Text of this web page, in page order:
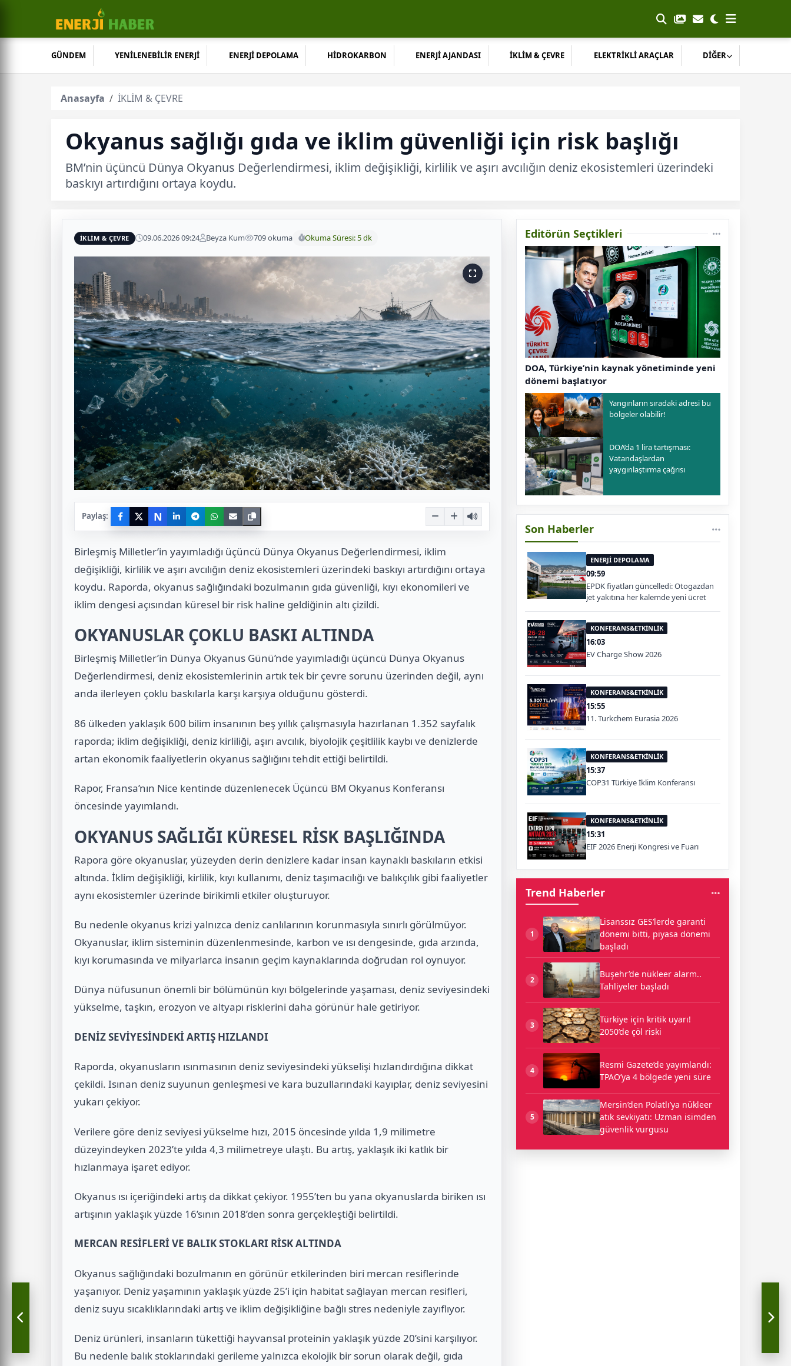
GÜNDEM YENİLENEBİLİR ENERJİ ENERJİ DEPOLAMA HİDROKARBON ENERJİ AJANDASI İKLİM & ÇEVRE ELEKTRİKLİ ARAÇLAR DİĞER
Anasayfa İKLİM & ÇEVRE
Okyanus sağlığı gıda ve iklim güvenliği için risk başlığı
BM’nin üçüncü Dünya Okyanus Değerlendirmesi, iklim değişikliği, kirlilik ve aşırı avcılığın deniz ekosistemleri üzerindeki
baskıyı artırdığını ortaya koydu.
İKLİM & ÇEVRE 09.06.2026 09:24 Beyza Kum 709 okuma Okuma Süresi: 5 dk
Paylaş: N
Birleşmiş Milletler’in yayımladığı üçüncü Dünya Okyanus Değerlendirmesi, iklim
değişikliği, kirlilik ve aşırı avcılığın deniz ekosistemleri üzerindeki baskıyı artırdığını ortaya
koydu. Raporda, okyanus sağlığındaki bozulmanın gıda güvenliği, kıyı ekonomileri ve
iklim dengesi açısından küresel bir risk haline geldiğinin altı çizildi.
OKYANUSLAR ÇOKLU BASKI ALTINDA
Birleşmiş Milletler’in Dünya Okyanus Günü’nde yayımladığı üçüncü Dünya Okyanus
Değerlendirmesi, deniz ekosistemlerinin artık tek bir çevre sorunu üzerinden değil, aynı
anda ilerleyen çoklu baskılarla karşı karşıya olduğunu gösterdi.
86 ülkeden yaklaşık 600 bilim insanının beş yıllık çalışmasıyla hazırlanan 1.352 sayfalık
raporda; iklim değişikliği, deniz kirliliği, aşırı avcılık, biyolojik çeşitlilik kaybı ve denizlerde
artan ekonomik faaliyetlerin okyanus sağlığını tehdit ettiği belirtildi.
Rapor, Fransa’nın Nice kentinde düzenlenecek Üçüncü BM Okyanus Konferansı
öncesinde yayımlandı.
OKYANUS SAĞLIĞI KÜRESEL RİSK BAŞLIĞINDA
Rapora göre okyanuslar, yüzeyden derin denizlere kadar insan kaynaklı baskıların etkisi
altında. İklim değişikliği, kirlilik, kıyı kullanımı, deniz taşımacılığı ve balıkçılık gibi faaliyetler
aynı ekosistemler üzerinde birikimli etkiler oluşturuyor.
Bu nedenle okyanus krizi yalnızca deniz canlılarının korunmasıyla sınırlı görülmüyor.
Okyanuslar, iklim sisteminin düzenlenmesinde, karbon ve ısı dengesinde, gıda arzında,
kıyı korumasında ve milyarlarca insanın geçim kaynaklarında doğrudan rol oynuyor.
Dünya nüfusunun önemli bir bölümünün kıyı bölgelerinde yaşaması, deniz seviyesindeki
yükselme, taşkın, erozyon ve altyapı risklerini daha görünür hale getiriyor.
DENİZ SEVİYESİNDEKİ ARTIŞ HIZLANDI
Raporda, okyanusların ısınmasının deniz seviyesindeki yükselişi hızlandırdığına dikkat
çekildi. Isınan deniz suyunun genleşmesi ve kara buzullarındaki kayıplar, deniz seviyesini
yukarı çekiyor.
Verilere göre deniz seviyesi yükselme hızı, 2015 öncesinde yılda 1,9 milimetre
düzeyindeyken 2023’te yılda 4,3 milimetreye ulaştı. Bu artış, yaklaşık iki katlık bir
hızlanmaya işaret ediyor.
Okyanus ısı içeriğindeki artış da dikkat çekiyor. 1955’ten bu yana okyanuslarda biriken ısı
artışının yaklaşık yüzde 16’sının 2018’den sonra gerçekleştiği belirtildi.
MERCAN RESİFLERİ VE BALIK STOKLARI RİSK ALTINDA
Okyanus sağlığındaki bozulmanın en görünür etkilerinden biri mercan resiflerinde
yaşanıyor. Deniz yaşamının yaklaşık yüzde 25’i için habitat sağlayan mercan resifleri,
deniz suyu sıcaklıklarındaki artış ve iklim değişikliğine bağlı stres nedeniyle zayıflıyor.
Deniz ürünleri, insanların tükettiği hayvansal proteinin yaklaşık yüzde 20’sini karşılıyor.
Bu nedenle balık stoklarındaki gerileme yalnızca ekolojik bir sorun olarak değil, gıda
Editörün Seçtikleri
DOA, Türkiye’nin kaynak yönetiminde yeni
dönemi başlatıyor
Yangınların sıradaki adresi bu
bölgeler olabilir!
DOA’da 1 lira tartışması:
Vatandaşlardan
yaygınlaştırma çağrısı
Son Haberler
ENERJİ DEPOLAMA
09:59
EPDK fiyatları güncelledi: Otogazdan
jet yakıtına her kalemde yeni ücret
KONFERANS&ETKİNLİK
16:03
EV Charge Show 2026
KONFERANS&ETKİNLİK
15:55
11. Turkchem Eurasia 2026
KONFERANS&ETKİNLİK
15:37
COP31 Türkiye İklim Konferansı
KONFERANS&ETKİNLİK
15:31
EIF 2026 Enerji Kongresi ve Fuarı
Trend Haberler
1
Lisanssız GES’lerde garanti
dönemi bitti, piyasa dönemi
başladı
2
Buşehr’de nükleer alarm..
Tahliyeler başladı
3
Türkiye için kritik uyarı!
2050’de çöl riski
4
Resmi Gazete’de yayımlandı:
TPAO’ya 4 bölgede yeni süre
5
Mersin’den Polatlı’ya nükleer
atık sevkiyatı: Uzman isimden
güvenlik vurgusu